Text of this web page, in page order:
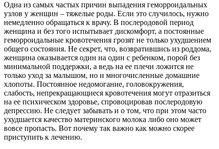
Одна из самых частых причин выпадения геморроидальных
узлов у женщин – тяжелые роды. Если это случилось, нужно
немедленно обращаться к врачу. В послеродовой период
женщина и без того испытывает дискомфорт, а постоянные
геморроидальные кровотечения грозят не только ухудшением
общего состояния. Не секрет, что, возвратившись из роддома,
женщина оказывается один на один с ребенком, порой без
минимальной поддержки, а ведь на ее плечи ложится не
только уход за малышом, но и многочисленные домашние
хлопоты. Постоянное недомогание, головокружения,
слабость, непрекращающиеся кровотечения могут отразиться
на ее психическом здоровье, спровоцировав послеродовую
депрессию. Не следует забывать и о том, что при этом часто
ухудшается качество материнского молока либо оно может
вовсе пропасть. Вот почему так важно как можно скорее
приступить к лечению.